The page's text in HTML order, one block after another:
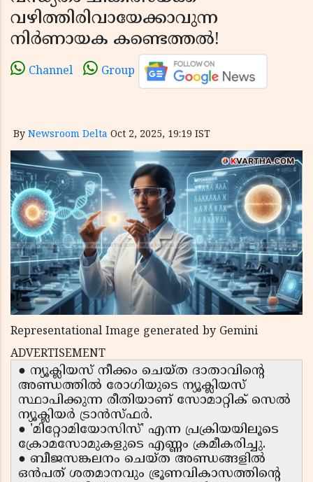
വഴിത്തിരിവായേക്കാവുന്ന
നിർണായക കണ്ടെത്തൽ!
Channel Group
By Newsroom Delta Oct 2, 2025, 19:19 IST
Representational Image generated by Gemini
ADVERTISEMENT
● ന്യൂക്ലിയസ് നീക്കം ചെയ്ത ദാതാവിൻ്റെ
അണ്ഡത്തിൽ രോഗിയുടെ ന്യൂക്ലിയസ്
സ്ഥാപിക്കുന്ന രീതിയാണ് സോമാറ്റിക് സെൽ
ന്യൂക്ലിയർ ട്രാൻസ്ഫർ.
● 'മിറ്റോമിയോസിസ്' എന്ന പ്രക്രിയയിലൂടെ
ക്രോമസോമുകളുടെ എണ്ണം ക്രമീകരിച്ചു.
● ബീജസങ്കലനം ചെയ്ത അണ്ഡങ്ങളിൽ
ഒൻപത് ശതമാനവും ഭ്രൂണവികാസത്തിൻ്റെ